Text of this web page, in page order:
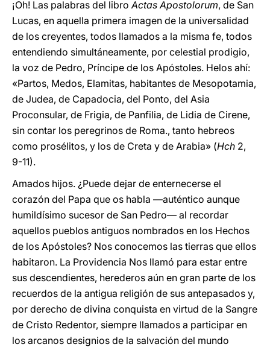
¡Oh! Las palabras del libroActas Apostolorum, de San
Lucas, en aquella primera imagen de la universalidad
de los creyentes, todos llamados a la misma fe, todos
entendiendo simultáneamente, por celestial prodigio,
la voz de Pedro, Príncipe de los Apóstoles. Helos ahí:
«Partos, Medos, Elamitas, habitantes de Mesopotamia,
de Judea, de Capadocia, del Ponto, del Asia
Proconsular, de Frigia, de Panfilia, de Lidia de Cirene,
sin contar los peregrinos de Roma., tanto hebreos
como prosélitos, y los de Creta y de Arabia» (Hch 2,
9-11).
Amados hijos. ¿Puede dejar de enternecerse el
corazón del Papa que os habla —auténtico aunque
humildísimo sucesor de San Pedro— al recordar
aquellos pueblos antiguos nombrados en los Hechos
de los Apóstoles? Nos conocemos las tierras que ellos
habitaron. La Providencia Nos llamó para estar entre
sus descendientes, herederos aún en gran parte de los
recuerdos de la antigua religión de sus antepasados y,
por derecho de divina conquista en virtud de la Sangre
de Cristo Redentor, siempre llamados a participar en
los arcanos designios de la salvación del mundo